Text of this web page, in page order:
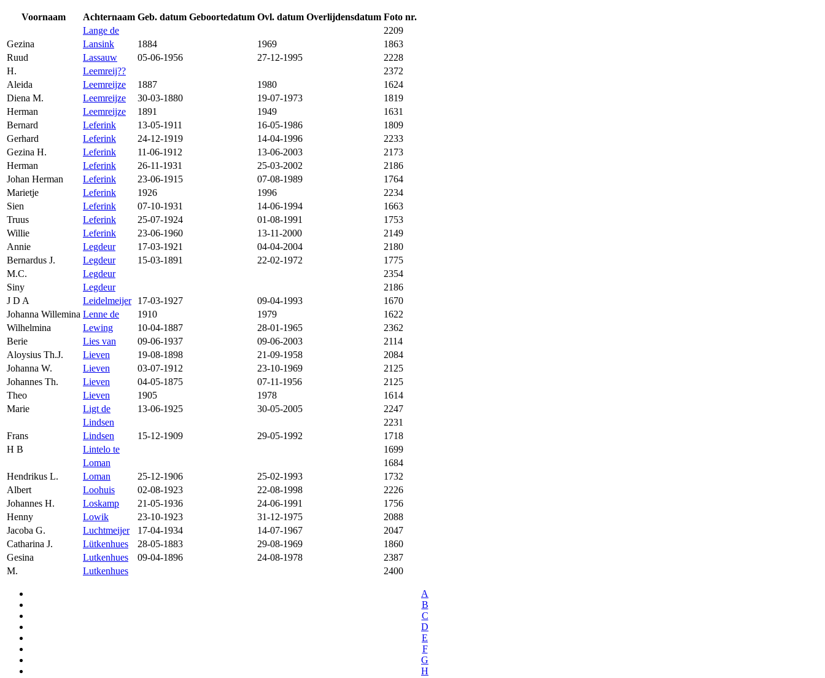
Voornaam Achternaam Geb. datum Geboortedatum Ovl. datum Overlijdensdatum Foto nr.
Lange de
2209
Gezina
Lansink 1884 1969
1863
Ruud
Lassauw 05-06-1956 27-12-1995
2228
H.
Leemreij??
2372
Aleida
Leemreijze 1887 1980
1624
Diena M.
Leemreijze 30-03-1880 19-07-1973
1819
Herman
Leemreijze 1891 1949
1631
Bernard
Leferink 13-05-1911 16-05-1986
1809
Gerhard
Leferink 24-12-1919 14-04-1996
2233
Gezina H.
Leferink 11-06-1912 13-06-2003
2173
Herman
Leferink 26-11-1931 25-03-2002
2186
Johan Herman
Leferink 23-06-1915 07-08-1989
1764
Marietje
Leferink 1926 1996
2234
Sien
Leferink 07-10-1931 14-06-1994
1663
Truus
Leferink 25-07-1924 01-08-1991
1753
Willie
Leferink 23-06-1960 13-11-2000
2149
Annie
Legdeur 17-03-1921 04-04-2004
2180
Bernardus J.
Legdeur 15-03-1891 22-02-1972
1775
M.C.
Legdeur
2354
Siny
Legdeur
2186
J D A
Leidelmeijer 17-03-1927 09-04-1993
1670
Johanna Willemina Lenne de 1910 1979
1622
Wilhelmina
Lewing 10-04-1887 28-01-1965
2362
Berie
Lies van 09-06-1937 09-06-2003
2114
Aloysius Th.J.
Lieven 19-08-1898 21-09-1958
2084
Johanna W.
Lieven 03-07-1912 23-10-1969
2125
Johannes Th.
Lieven 04-05-1875 07-11-1956
2125
Theo
Lieven 1905 1978
1614
Marie
Ligt de 13-06-1925 30-05-2005
2247
Lindsen
2231
Frans
Lindsen 15-12-1909 29-05-1992
1718
H B
Lintelo te
1699
Loman
1684
Hendrikus L.
Loman 25-12-1906 25-02-1993
1732
Albert
Loohuis 02-08-1923 22-08-1998
2226
Johannes H.
Loskamp 21-05-1936 24-06-1991
1756
Henny
Lowik 23-10-1923 31-12-1975
2088
Jacoba G.
Luchtmeijer 17-04-1934 14-07-1967
2047
Catharina J.
Lütkenhues 28-05-1883 29-08-1969
1860
Gesina
Lutkenhues 09-04-1896 24-08-1978
2387
M.
Lutkenhues 2400
A
B
C
D
E
F
G
H